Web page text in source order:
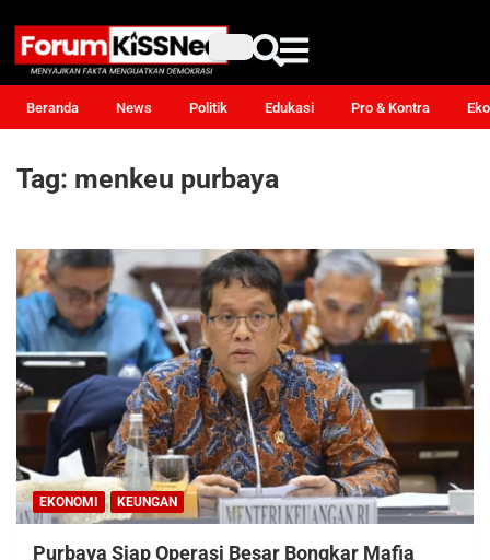
Beranda News Politik Edukasi Pro & Kontra
Tag: menkeu purbaya
EKONOMI KEUNGAN
Purbaya Siap Operasi Besar Bongkar Mafia